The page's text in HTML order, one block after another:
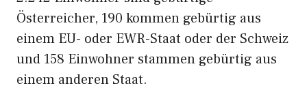
Österreicher, 190 kommen gebürtig aus
einem EU- oder EWR-Staat oder der Schweiz
und 158 Einwohner stammen gebürtig aus
einem anderen Staat.